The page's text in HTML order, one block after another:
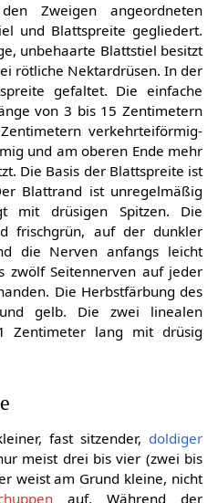
Zweigen angeordneten
und Blattspreite gegliedert.
unbehaarte Blattstiel besitzt
rötliche Nektardrüsen. In der
gefaltet. Die einfache
von 3 bis 15 Zentimetern
verkehrteiförmig-
und am oberen Ende mehr
Die Basis der Blattspreite ist
Blattrand ist unregelmäßig
mit drüsigen Spitzen. Die
frischgrün, auf der dunkler
die Nerven anfangs leicht
zwölf Seitennerven auf jeder
Die Herbstfärbung des
gelb. Die zwei linealen
lang mit drüsig
fast sitzender, doldiger
meist drei bis vier (zwei bis
weist am Grund kleine, nicht
auf. Während der